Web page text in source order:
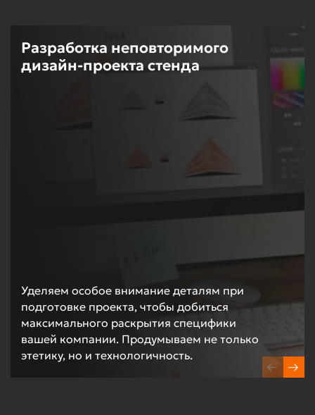
Разработка неповторимого
дизайн-проекта стенда
Уделяем особое внимание деталям при
подготовке проекта, чтобы добиться
максимального раскрытия специфики
вашей компании. Продумываем не только
этетику, но и технологичность.